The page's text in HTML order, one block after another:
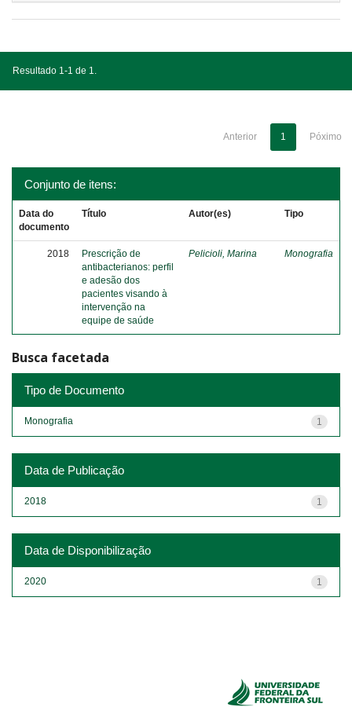
Resultado 1-1 de 1.
Anterior 1 Póximo
Conjunto de itens:
Data do
documento
Título Autor(es) Tipo
2018
Prescrição de
antibacterianos: perfil
e adesão dos
pacientes visando à
intervenção na
equipe de saúde
Pelicioli, Marina Monografia
Busca facetada
Tipo de Documento
1
Monografia
Data de Publicação
1
2018
Data de Disponibilização
1
2020